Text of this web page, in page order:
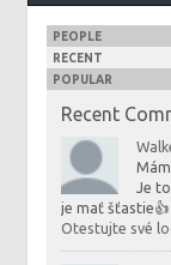
PEOPLE
RECENT
POPULAR
Recent
Je
je mať šťastie👍
Otestujte své